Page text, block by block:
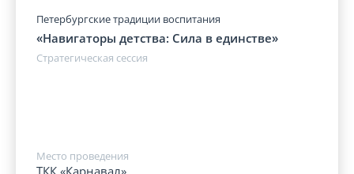
Петербургские традиции воспитания
«Навигаторы детства: Сила в единстве»
Стратегическая сессия
Место проведения
ТКК «Карнавал»